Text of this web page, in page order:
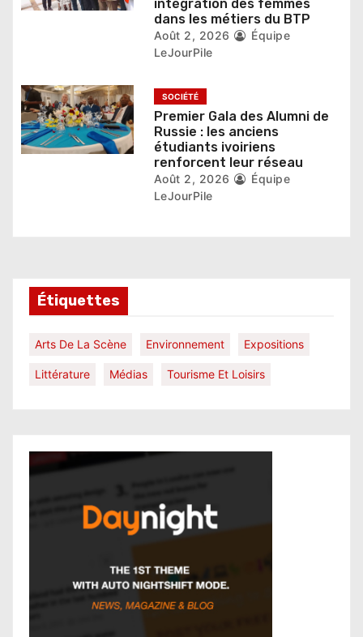
e
intégration des femmes
dans les métiers du BTP
Août 2, 2026
Équipe
LeJourPile
SOCIÉTÉ
Premier Gala des Alumni de
Russie : les anciens
étudiants ivoiriens
renforcent leur réseau
Août 2, 2026
Équipe
LeJourPile
Étiquettes
Arts De La Scène Environnement Expositions
Littérature Médias Tourisme Et Loisirs